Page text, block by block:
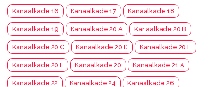
Kanaalkade 16 Kanaalkade 17 Kanaalkade 18
Kanaalkade 19 Kanaalkade 20 A Kanaalkade 20 B
Kanaalkade 20 C Kanaalkade 20 D Kanaalkade 20 E
Kanaalkade 20 F Kanaalkade 20 Kanaalkade 21 A
Kanaalkade 22 Kanaalkade 24 Kanaalkade 26